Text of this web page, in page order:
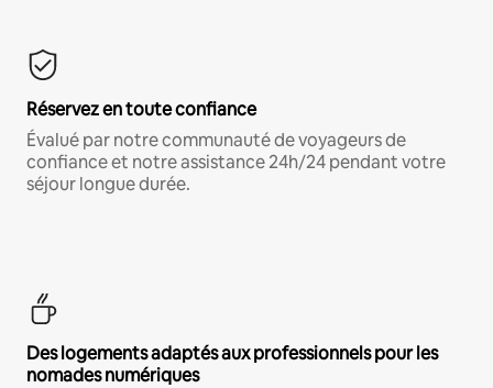
Réservez en toute confiance
Évalué par notre communauté de voyageurs de
confiance et notre assistance 24h/24 pendant votre
séjour longue durée.
Des logements adaptés aux professionnels pour les
nomades numériques